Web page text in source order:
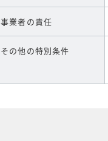
事業者の責任
その他の特別条件